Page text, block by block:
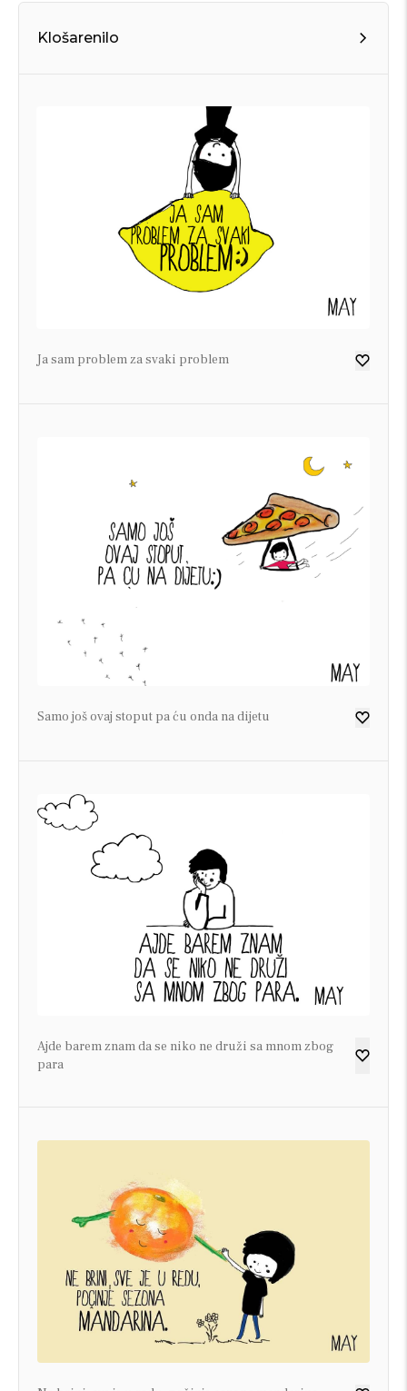
Klošarenilo
Ja sam problem za svaki problem
Samo još ovaj stoput pa ću onda na dijetu
Ajde barem znam da se niko ne druži sa mnom zbog
para